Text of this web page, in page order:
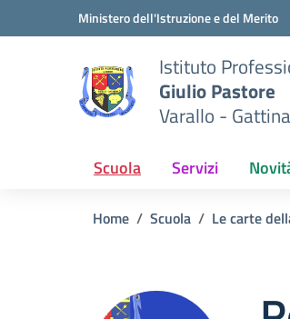
Vai ai contenuti
Vai al menu di navigazioneMinistero dell'Istruzione e del Merito
Istituto
Giulio Pastore
Varallo -
Scuola Servizi
Home Scuola Le carte